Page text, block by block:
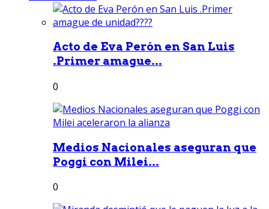
Acto de Eva Perón en San Luis
.Primer amague...
0
Medios Nacionales aseguran que
Poggi con Milei...
0